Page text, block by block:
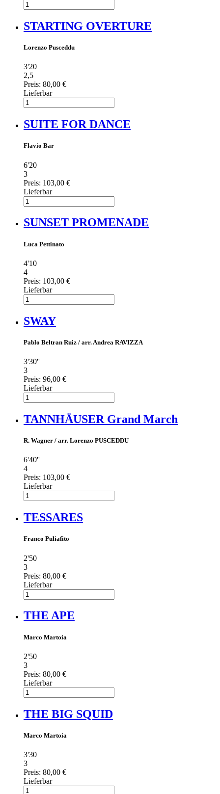
STARTING OVERTURE
Lorenzo Pusceddu
3'20
2,5
Preis: 80,00 €
Lieferbar
SUITE FOR DANCE
Flavio Bar
6'20
3
Preis: 103,00 €
Lieferbar
SUNSET PROMENADE
Luca Pettinato
4'10
4
Preis: 103,00 €
Lieferbar
SWAY
Pablo Beltran Ruiz / arr. Andrea RAVIZZA
3'30''
3
Preis: 96,00 €
Lieferbar
TANNHÄUSER Grand March
R. Wagner / arr. Lorenzo PUSCEDDU
6'40''
4
Preis: 103,00 €
Lieferbar
TESSARES
Franco Puliafito
2'50
3
Preis: 80,00 €
Lieferbar
THE APE
Marco Martoia
2'50
3
Preis: 80,00 €
Lieferbar
THE BIG SQUID
Marco Martoia
3'30
3
Preis: 80,00 €
Lieferbar